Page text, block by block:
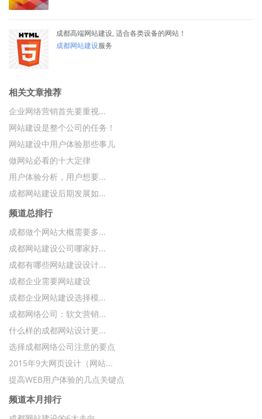
成都高端网站建设, 适合各类设备的网站！
成都网站建设服务
相关文章推荐
企业网络营销首先要重视...
网站建设是整个公司的任务！
网站建设中用户体验那些事儿
做网站必看的十大定律
用户体验分析，用户想要...
成都网站建设后期发展如...
频道总排行
成都做个网站大概需要多...
成都网站建设公司哪家好...
成都有哪些网站建设设计...
成都企业需要网站建设
成都企业网站建设选择模...
成都网络公司：软文营销...
什么样的成都网站设计更...
选择成都网络公司注意的要点
2015年9大网页设计（网站...
提高WEB用户体验的几点关键点
频道本月排行